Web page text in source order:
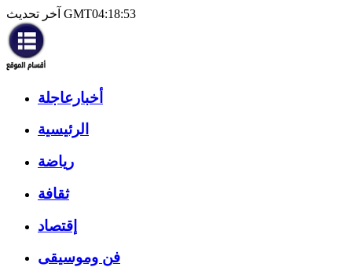
آخر تحديث GMT04:18:53
أخبارعاجلة
الرئيسية
رياضة
ثقافة
إقتصاد
فن وموسيقى